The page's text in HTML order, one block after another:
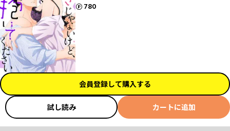
780
ポイント
会員登録して購入する
試し読み カートに追加